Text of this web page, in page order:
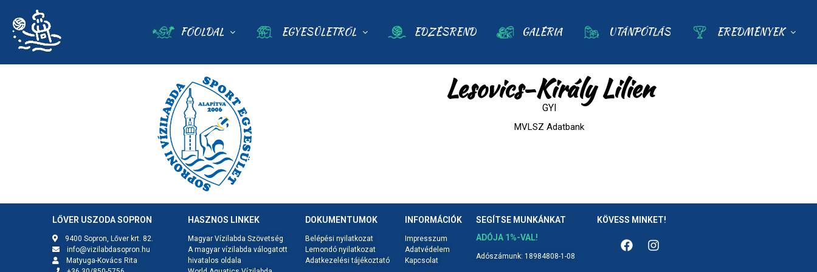
FŐOLDAL EGYESÜLETRŐL EDZÉSREND GALÉRIA UTÁNPÓTLÁS EREDMÉNYEK
Lesovics-Király Lilien
GYI
MVLSZ Adatbank
LŐVER USZODA SOPRON
9400 Sopron, Lőver krt. 82.
info@vizilabdasopron.hu
Matyuga-Kovács Rita
HASZNOS LINKEK
Magyar Vízilabda Szövetség
A magyar vízilabda válogatott
hivatalos oldala
DOKUMENTUMOK
Belépési nyilatkozat
Lemondó nyilatkozat
Adatkezelési tájékoztató
INFORMÁCIÓK
Impresszum
Adatvédelem
Kapcsolat
SEGÍTSE MUNKÁNKAT
ADÓJA 1%-VAL!
Adószámunk: 18984808-1-08
KÖVESS MINKET!